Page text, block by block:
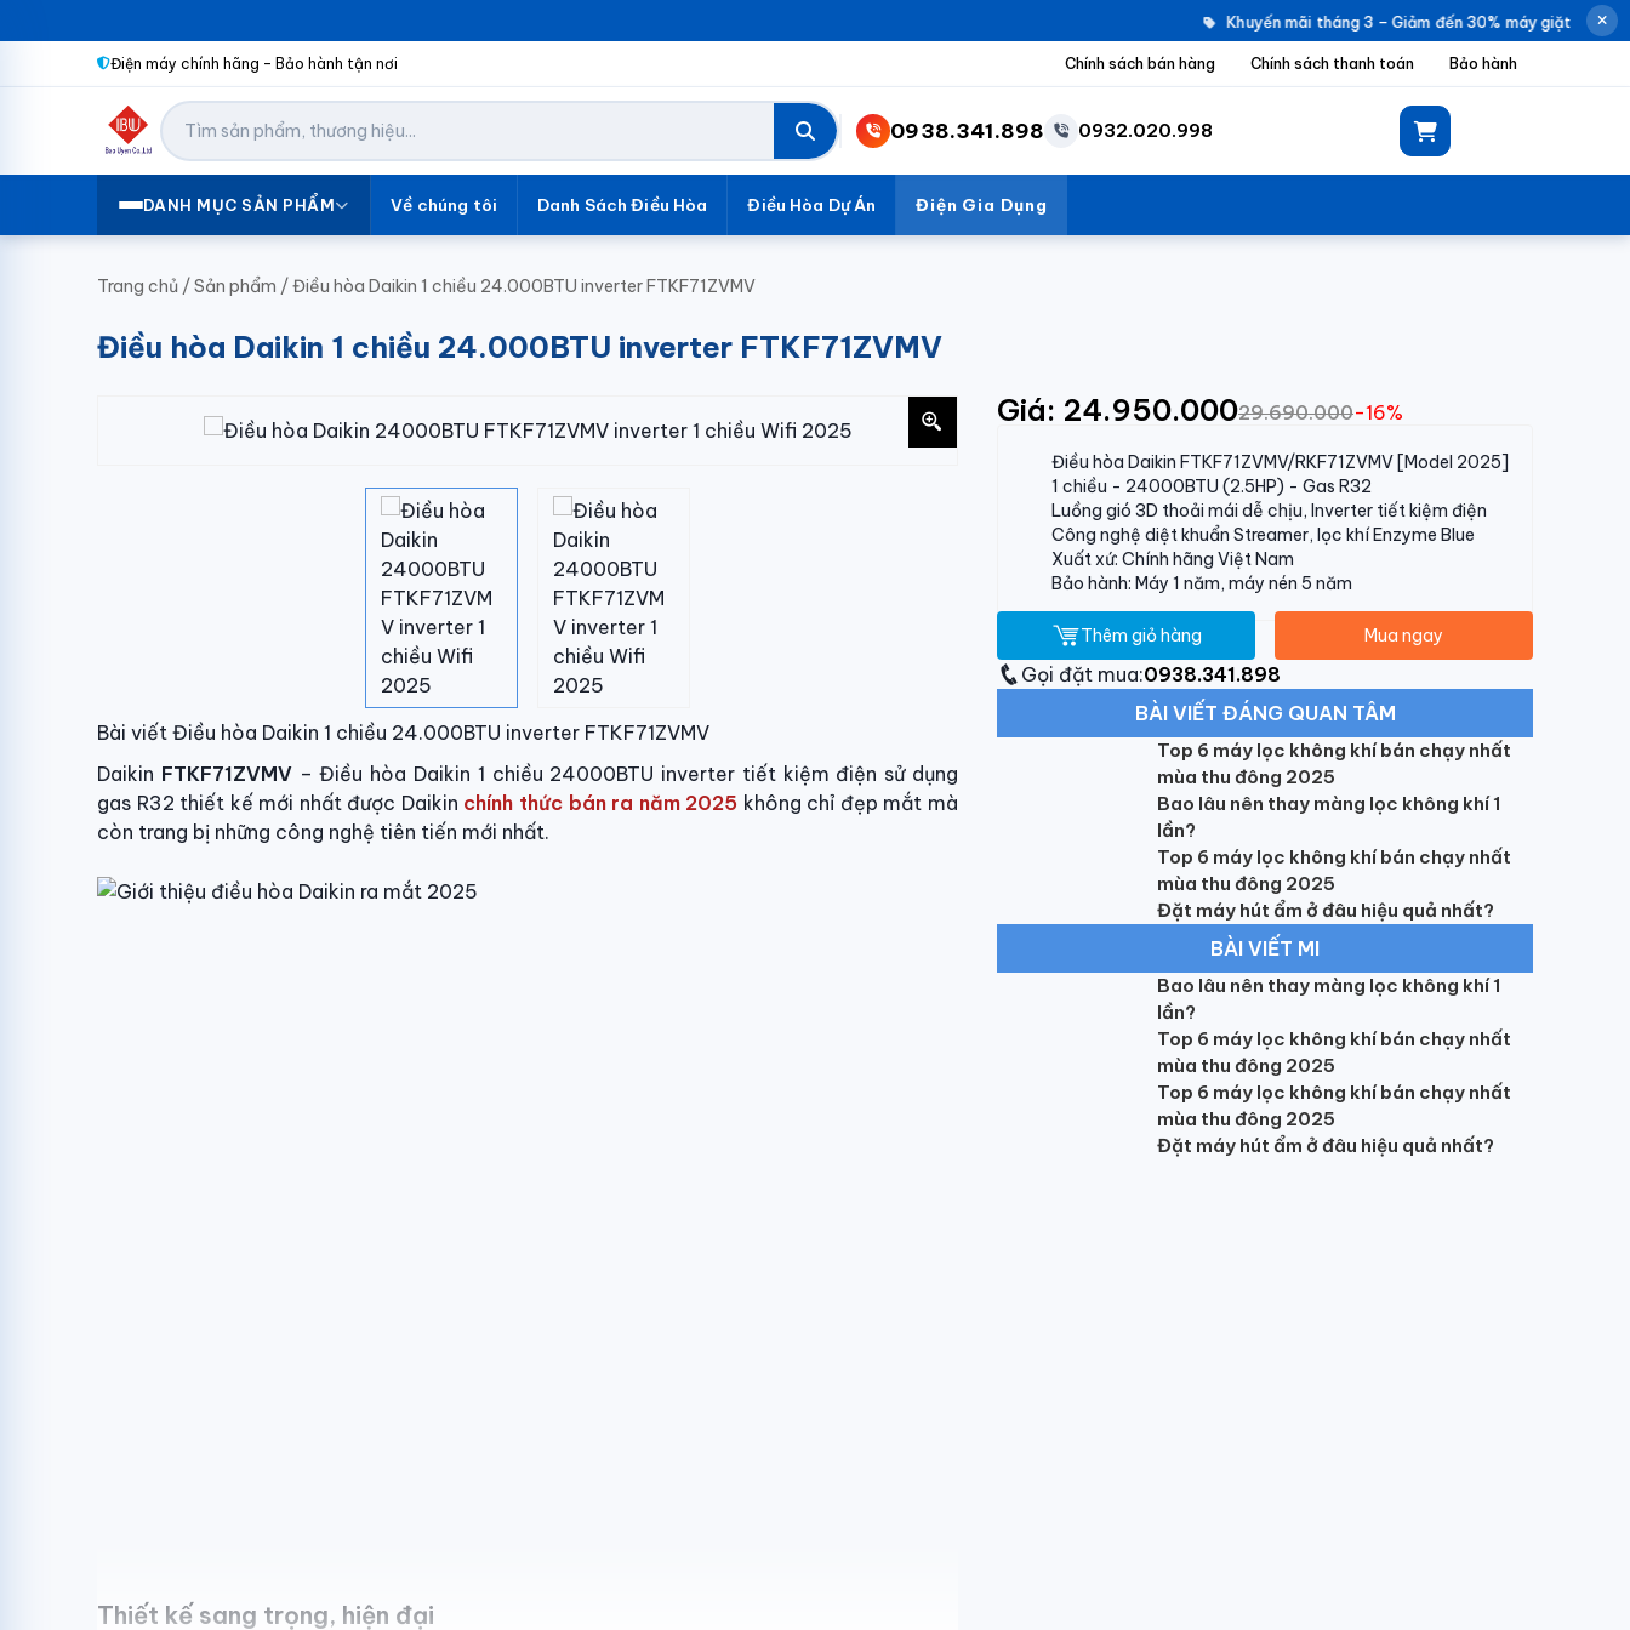
Khuyến mãi tháng 3 – Giảm đến 30% máy giặt
Điện máy chính hãng – Bảo hành tận nơi Chính sách bán hàng Chính sách thanh toán Bảo hành
0938.341.898 0932.020.998
DANH MỤC SẢN PHẨM Về chúng tôi Danh Sách Điều Hòa Điều Hòa Dự Án Điện Gia Dụng
Trang chủ /Sản phẩm /Điều hòa Daikin 1 chiều 24.000BTU inverter FTKF71ZVMV
Điều hòa Daikin 1 chiều 24.000BTU inverter FTKF71ZVMV
Bài viết Điều hòa Daikin 1 chiều 24.000BTU inverter FTKF71ZVMV
Daikin FTKF71ZVMV – Điều hòa Daikin 1 chiều 24000BTU inverter tiết kiệm điện sử dụng
gas R32 thiết kế mới nhất được Daikin chính thức bán ra năm 2025 không chỉ đẹp mắt mà
còn trang bị những công nghệ tiên tiến mới nhất.
Thiết kế sang trọng, hiện đại
Giá: 24.950.00029.690.000-16%
Điều hòa Daikin FTKF71ZVMV/RKF71ZVMV [Model 2025]
1 chiều - 24000BTU (2.5HP) - Gas R32
Luồng gió 3D thoải mái dễ chịu, Inverter tiết kiệm điện
Công nghệ diệt khuẩn Streamer, lọc khí Enzyme Blue
Xuất xứ: Chính hãng Việt Nam
Bảo hành: Máy 1 năm, máy nén 5 năm
Thêm giỏ hàng Mua ngay
Gọi đặt mua:0938.341.898
BÀI VIẾT ĐÁNG QUAN TÂM
Top 6 máy lọc không khí bán chạy nhất
mùa thu đông 2025
Bao lâu nên thay màng lọc không khí 1
lần?
Top 6 máy lọc không khí bán chạy nhất
mùa thu đông 2025
Đặt máy hút ẩm ở đâu hiệu quả nhất?
BÀI VIẾT MI
Bao lâu nên thay màng lọc không khí 1
lần?
Top 6 máy lọc không khí bán chạy nhất
mùa thu đông 2025
Top 6 máy lọc không khí bán chạy nhất
mùa thu đông 2025
Đặt máy hút ẩm ở đâu hiệu quả nhất?